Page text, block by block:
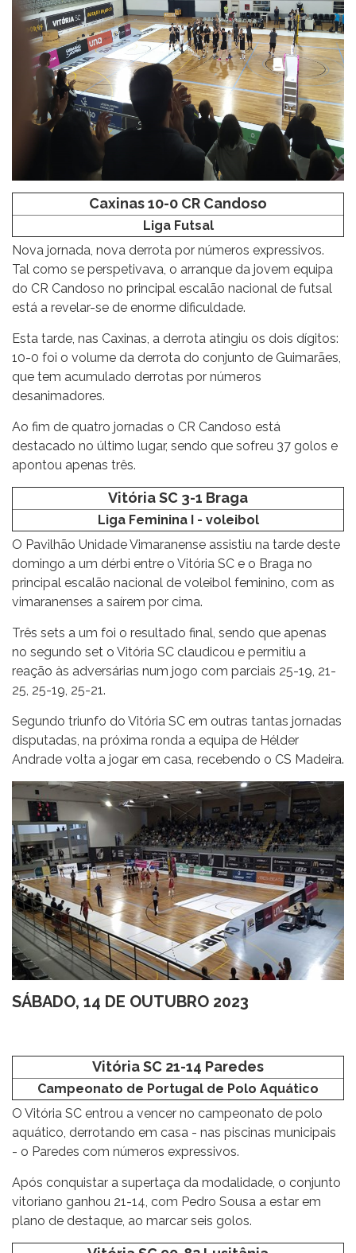
Caxinas 10-0 CR Candoso
Liga Futsal
Nova jornada, nova derrota por números expressivos.
Tal como se perspetivava, o arranque da jovem equipa
do CR Candoso no principal escalão nacional de futsal
está a revelar-se de enorme dificuldade.
Esta tarde, nas Caxinas, a derrota atingiu os dois dígitos:
10-0 foi o volume da derrota do conjunto de Guimarães,
que tem acumulado derrotas por números
desanimadores.
Ao fim de quatro jornadas o CR Candoso está
destacado no último lugar, sendo que sofreu 37 golos e
apontou apenas três.
Vitória SC 3-1 Braga
Liga Feminina I - voleibol
O Pavilhão Unidade Vimaranense assistiu na tarde deste
domingo a um dérbi entre o Vitória SC e o Braga no
principal escalão nacional de voleibol feminino, com as
vimaranenses a saírem por cima.
Três sets a um foi o resultado final, sendo que apenas
no segundo set o Vitória SC claudicou e permitiu a
reação às adversárias num jogo com parciais 25-19, 21-
25, 25-19, 25-21.
Segundo triunfo do Vitória SC em outras tantas jornadas
disputadas, na próxima ronda a equipa de Hélder
Andrade volta a jogar em casa, recebendo o CS Madeira.
SÁBADO, 14 DE OUTUBRO 2023
Vitória SC 21-14 Paredes
Campeonato de Portugal de Polo Aquático
O Vitória SC entrou a vencer no campeonato de polo
aquático, derrotando em casa - nas piscinas municipais
- o Paredes com números expressivos.
Após conquistar a supertaça da modalidade, o conjunto
vitoriano ganhou 21-14, com Pedro Sousa a estar em
plano de destaque, ao marcar seis golos.